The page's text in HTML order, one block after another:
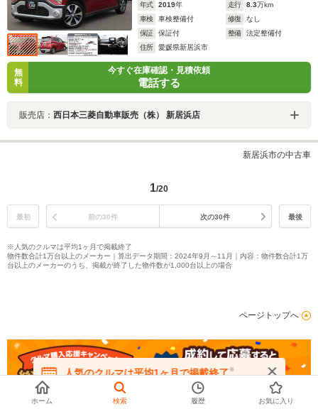
年式 2019年 走行 8.3万km
車検
車検整備付 修復
なし
保証
保証付 整備
法定整備付
住所
愛媛県新居浜市
無
料
今すぐ在庫確認・見積依頼
電話する
販売店： 西日本三菱自動車販売（株） 新居浜店
新居浜市の中古車
1/20
最初 前の30件 次の30件 最後
※人気のクルマは平均1ヶ月で掲載終了
物件数合計1万台以上のメーカー｜算出データ期間：2024年9月～11月｜内容：物件数合計1万
台以上のメーカーのうち、掲載が終了した物件数が1,000台以上の場合
ページトップへ
人気のクルマは平均1ヶ月で掲載終了※
在庫が無くなる前にお問い合わせください
ホーム 検索 履歴 お気に入り